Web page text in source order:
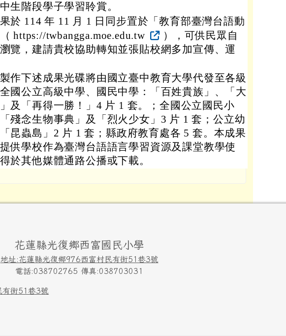
生階段學子學習聆賞。
於 114 年 11 月 1 日同步置於「教育部臺灣台語動
https://twbangga.moe.edu.tw
），可供民眾自
覽，建請貴校協助轉知並張貼校網多加宣傳、運
作下述成果光碟將由國立臺中教育大學代發至各級
國公立高級中學、國民中學：「百姓貴族」、「大
及「再得一勝！」4 片 1 套。；全國公立國民小
殘念生物事典」及「烈火少女」3 片 1 套；公立幼
昆蟲島」2 片 1 套；縣政府教育處各 5 套。本成果
供學校作為臺灣台語語言學習資源及課堂教學使
於其他媒體通路公播或下載。
花蓮縣光復鄉西富國民小學
地址:花蓮縣光復鄉976西富村民有街51巷3號
電話:038702765 傳真:038703031
有街51巷3號